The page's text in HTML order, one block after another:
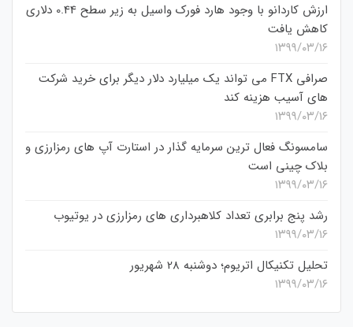
ارزش کاردانو با وجود هارد فورک واسیل به زیر سطح 0.44 دلاری
کاهش یافت
۱۳۹۹/۰۳/۱۶
صرافی FTX می تواند یک میلیارد دلار دیگر برای خرید شرکت
های آسیب هزینه کند
۱۳۹۹/۰۳/۱۶
سامسونگ فعال‌ ترین سرمایه‌ گذار در استارت‌ آپ‌ های رمزارزی و
بلاک چینی است
۱۳۹۹/۰۳/۱۶
رشد پنج برابری تعداد کلاهبرداری های رمزارزی در یوتیوب
۱۳۹۹/۰۳/۱۶
تحلیل تکنیکال اتریوم؛ دوشنبه 28 شهریور
۱۳۹۹/۰۳/۱۶